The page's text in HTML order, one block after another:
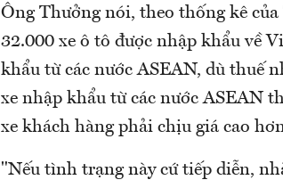
Ông Thưởng nói, theo thống kê
32.000 xe ô tô được nhập khẩu về
khẩu từ các nước ASEAN, dù thuế
xe nhập khẩu từ các nước ASEAN
xe khách hàng phải chịu giá cao
"Nếu tình trạng này cứ tiếp diễn,